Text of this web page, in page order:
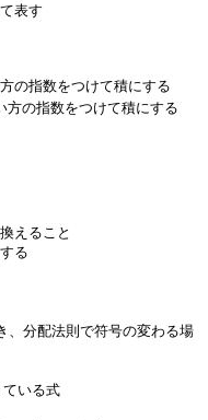
表す
の指数をつけて積にする
方の指数をつけて積にする
えること
る
、分配法則で符号の変わる場
いる式